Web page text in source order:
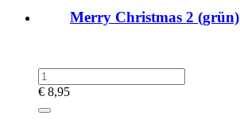
Merry Christmas 2 (grün)
€ 8,95